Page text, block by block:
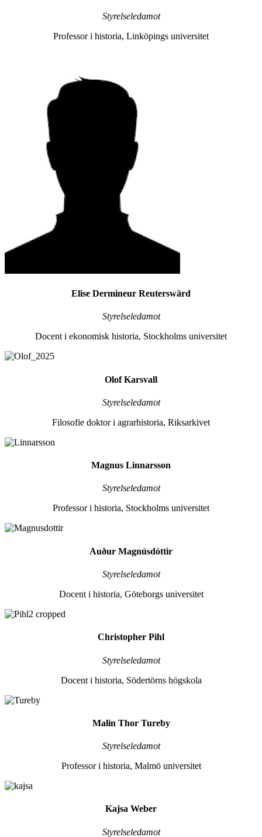
Styrelseledamot
Professor i historia, Linköpings universitet
Elise Dermineur Reuterswärd
Styrelseledamot
Docent i ekonomisk historia, Stockholms universitet
Olof Karsvall
Styrelseledamot
Filosofie doktor i agrarhistoria, Riksarkivet
Magnus Linnarsson
Styrelseledamot
Professor i historia, Stockholms universitet
Auður Magnúsdóttir
Styrelseledamot
Docent i historia, Göteborgs universitet
Christopher Pihl
Styrelseledamot
Docent i historia, Södertörns högskola
Malin Thor Tureby
Styrelseledamot
Professor i historia, Malmö universitet
Kajsa Weber
Styrelseledamot